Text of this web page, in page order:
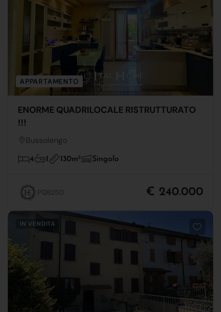
APPARTAMENTO
ENORME QUADRILOCALE RISTRUTTURATO
!!!
Bussolengo
4 1 130m2 Singolo
PQB250 € 240.000
IN VENDITA